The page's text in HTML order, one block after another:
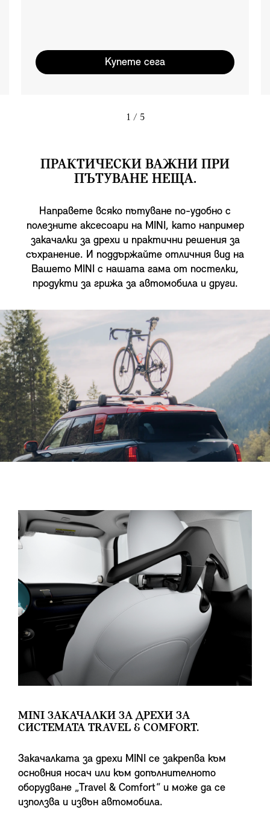
Купете сега
1 / 5
ПРАКТИЧЕСКИ ВАЖНИ ПРИ
ПЪТУВАНЕ НЕЩА.
Направете всяко пътуване по-удобно с
полезните аксесоари на MINI, като например
закачалки за дрехи и практични решения за
съхранение. И поддържайте отличния вид на
Вашето MINI с нашата гама от постелки,
продукти за грижа за автомобила и други.
MINI ЗАКАЧАЛКИ ЗА ДРЕХИ ЗА
СИСТЕМАТА TRAVEL & COMFORT.
Закачалката за дрехи MINI се закрепва към
основния носач или към допълнителното
оборудване „Travel & Comfort“ и може да се
използва и извън автомобила.